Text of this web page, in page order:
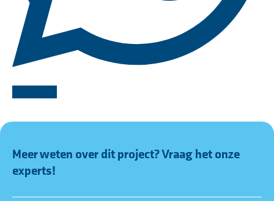
Meer weten over dit project? Vraag het onze
experts!